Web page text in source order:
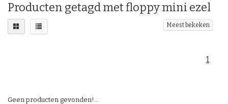
Producten getagd met floppy mini ezel
Meest bekeken
1
Geen producten gevonden!...